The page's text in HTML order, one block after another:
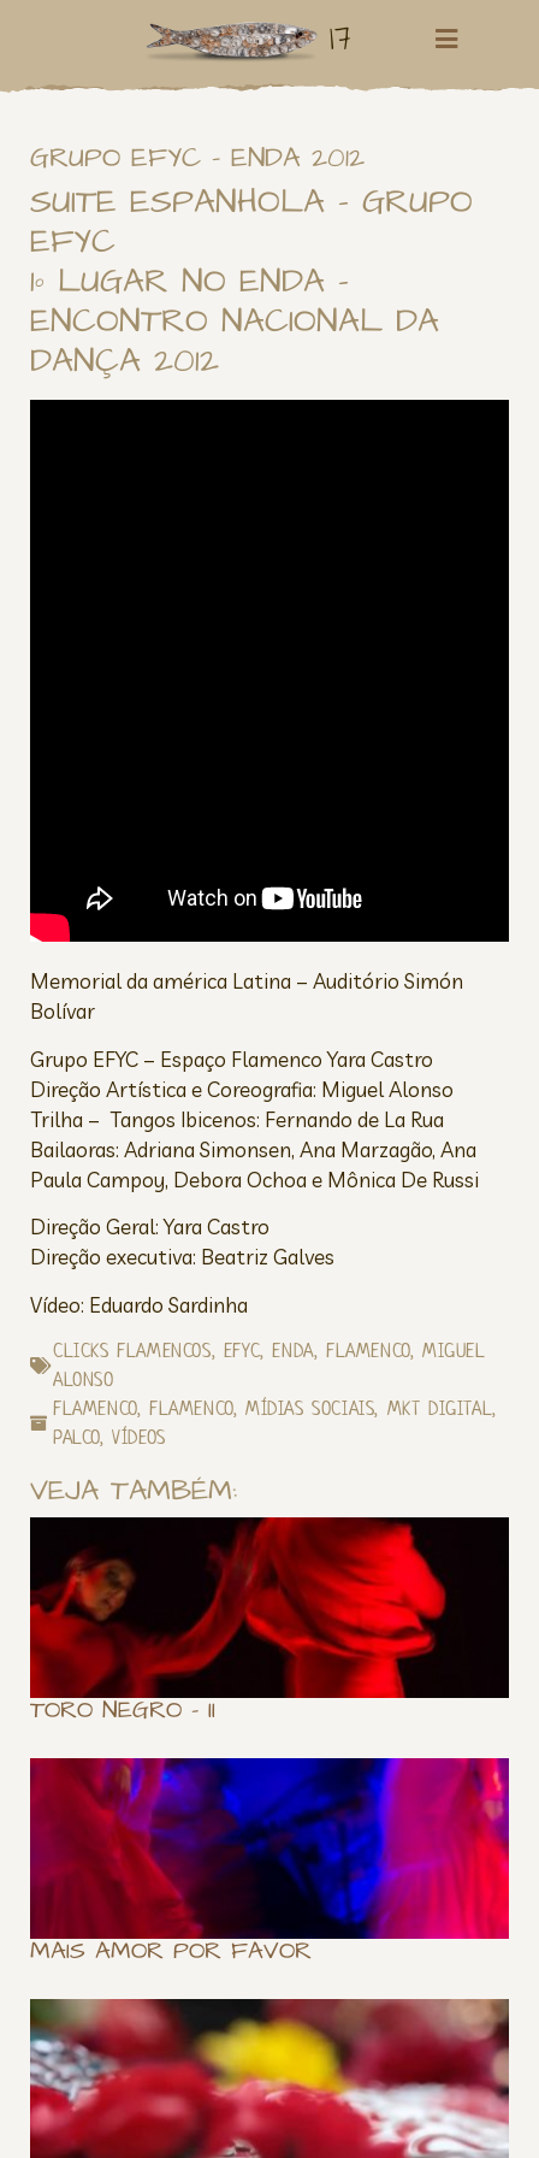
17
GRUPO EFYC – ENDA 2012
SUITE ESPANHOLA – GRUPO
EFYC
1º LUGAR NO ENDA –
ENCONTRO NACIONAL DA
DANÇA 2012
Memorial da américa Latina – Auditório Simón
Bolívar
Grupo EFYC – Espaço Flamenco Yara Castro
Direção Artística e Coreografia: Miguel Alonso
Trilha – Tangos Ibicenos: Fernando de La Rua
Bailaoras: Adriana Simonsen, Ana Marzagão, Ana
Paula Campoy, Debora Ochoa e Mônica De Russi
Direção Geral: Yara Castro
Direção executiva: Beatriz Galves
Vídeo: Eduardo Sardinha
CLICKS FLAMENCOS, EFYC,ENDA,FLAMENCO,MIGUEL
ALONSO
FLAMENCO,FLAMENCO,MÍDIAS SOCIAIS, MKT DIGITAL,
PALCO,VÍDEOS
VEJA TAMBÉM:
TORO NEGRO – II
MAIS AMOR POR FAVOR